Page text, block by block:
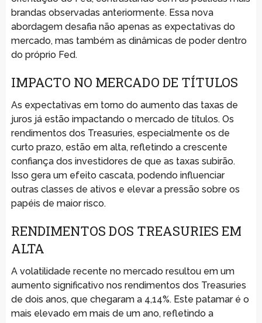
brandas observadas anteriormente. Essa nova
abordagem desafia não apenas as expectativas do
mercado, mas também as dinâmicas de poder dentro
do próprio Fed.
IMPACTO NO MERCADO DE TÍTULOS
As expectativas em torno do aumento das taxas de
juros já estão impactando o mercado de títulos. Os
rendimentos dos Treasuries, especialmente os de
curto prazo, estão em alta, refletindo a crescente
confiança dos investidores de que as taxas subirão.
Isso gera um efeito cascata, podendo influenciar
outras classes de ativos e elevar a pressão sobre os
papéis de maior risco.
RENDIMENTOS DOS TREASURIES EM
ALTA
A volatilidade recente no mercado resultou em um
aumento significativo nos rendimentos dos Treasuries
de dois anos, que chegaram a 4,14%. Este patamar é o
mais elevado em mais de um ano, refletindo a